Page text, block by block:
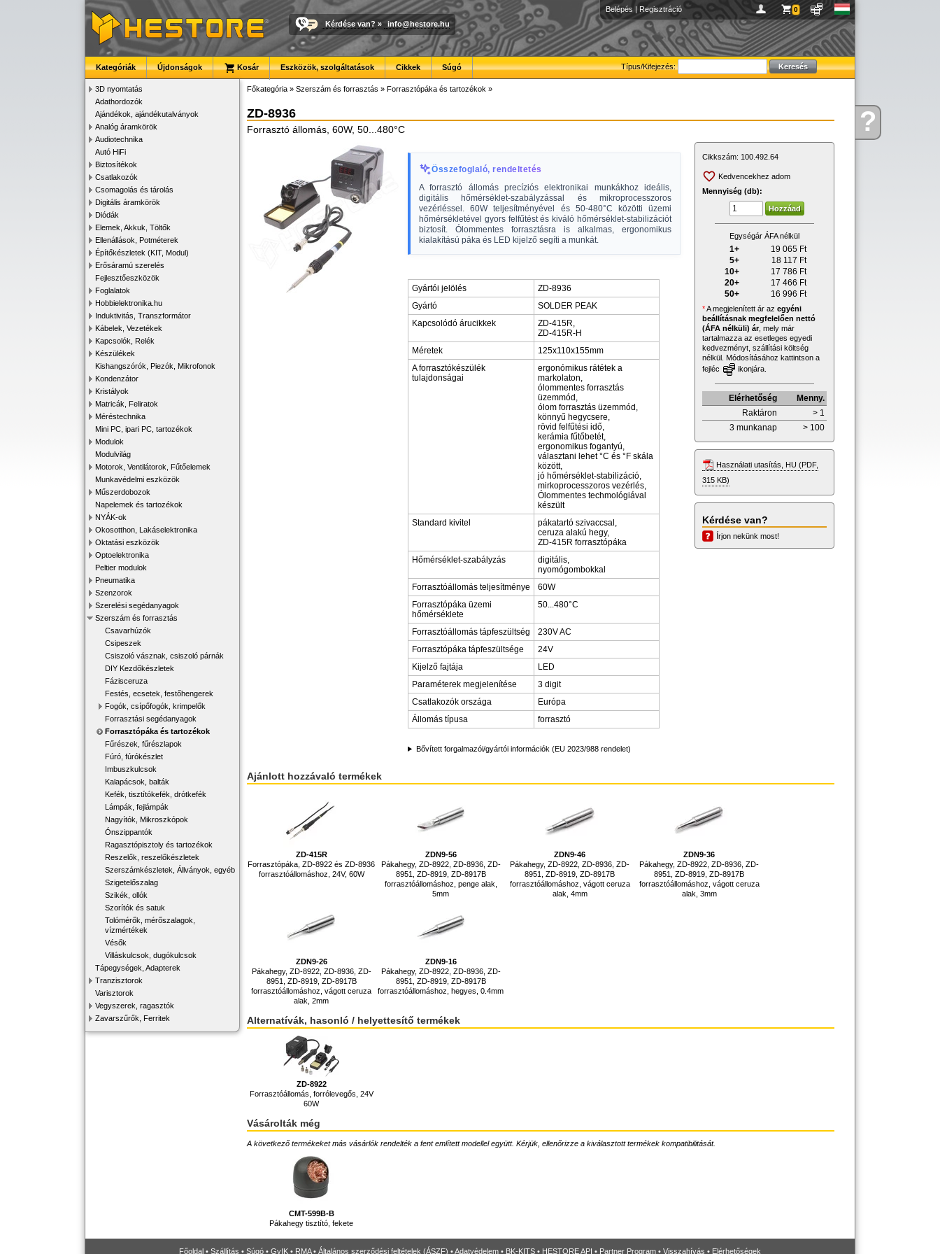
Kérdése?
Belépés | Regisztráció 0
Kérdése van? » info@hestore.hu
Típus/Kifejezés:
Kategóriák Újdonságok Kosár Eszközök, szolgáltatások Cikkek Súgó
3D nyomtatás
Adathordozók
Ajándékok, ajándékutalványok
Analóg áramkörök
Audiotechnika
Autó HiFi
Biztosítékok
Csatlakozók
Csomagolás és tárolás
Digitális áramkörök
Diódák
Elemek, Akkuk, Töltők
Ellenállások, Potméterek
Építőkészletek (KIT, Modul)
Erősáramú szerelés
Fejlesztőeszközök
Foglalatok
Hobbielektronika.hu
Induktivitás, Transzformátor
Kábelek, Vezetékek
Kapcsolók, Relék
Készülékek
Kishangszórók, Piezók, Mikrofonok
Kondenzátor
Kristályok
Matricák, Feliratok
Méréstechnika
Mini PC, ipari PC, tartozékok
Modulok
Modulvilág
Motorok, Ventilátorok, Fűtőelemek
Munkavédelmi eszközök
Műszerdobozok
Napelemek és tartozékok
NYÁK-ok
Okosotthon, Lakáselektronika
Oktatási eszközök
Optoelektronika
Peltier modulok
Pneumatika
Szenzorok
Szerelési segédanyagok
Szerszám és forrasztás
Csavarhúzók
Csipeszek
Csiszoló vásznak, csiszoló párnák
DIY Kezdőkészletek
Fázisceruza
Festés, ecsetek, festőhengerek
Fogók, csípőfogók, krimpelők
Forrasztási segédanyagok
Forrasztópáka és tartozékok
Fűrészek, fűrészlapok
Fúró, fúrókészlet
Imbuszkulcsok
Kalapácsok, balták
Kefék, tisztítókefék, drótkefék
Lámpák, fejlámpák
Nagyítók, Mikroszkópok
Ónszippantók
Ragasztópisztoly és tartozékok
Reszelők, reszelőkészletek
Szerszámkészletek, Állványok, egyéb
Szigetelőszalag
Szikék, ollók
Szorítók és satuk
Tolómérők, mérőszalagok,
vízmértékek
Vésők
Villáskulcsok, dugókulcsok
Tápegységek, Adapterek
Tranzisztorok
Varisztorok
Vegyszerek, ragasztók
Zavarszűrők, Ferritek
Főkategória » Szerszám és forrasztás » Forrasztópáka és tartozékok »
ZD-8936
Forrasztó állomás, 60W, 50...480°C
Összefoglaló, rendeltetés
A forrasztó állomás precíziós elektronikai munkákhoz ideális,
digitális hőmérséklet-szabályzással és mikroprocesszoros
vezérléssel. 60W teljesítményével és 50-480°C közötti üzemi
hőmérsékletével gyors felfűtést és kiváló hőmérséklet-stabilizációt
biztosít. Ólommentes forrasztásra is alkalmas, ergonomikus
kialakítású páka és LED kijelző segíti a munkát.
Gyártói jelölés
ZD-8936
Gyártó
SOLDER PEAK
Kapcsolódó árucikkek
ZD-415R,
ZD-415R-H
Méretek
125x110x155mm
A forrasztókészülék
tulajdonságai
ergonómikus rátétek a
markolaton,
ólommentes forrasztás
üzemmód,
ólom forrasztás üzemmód,
könnyű hegycsere,
rövid felfűtési idő,
kerámia fűtőbetét,
ergonomikus fogantyú,
választani lehet °C és °F skála
között,
jó hőmérséklet-stabilizáció,
mirkoprocesszoros vezérlés,
Ólommentes techmológiával
készült
Standard kivitel
pákatartó szivaccsal,
ceruza alakú hegy,
ZD-415R forrasztópáka
Hőmérséklet-szabályzás
digitális,
nyomógombokkal
Forrasztóállomás teljesítménye
60W
Forrasztópáka üzemi
hőmérséklete
50...480°C
Forrasztóállomás tápfeszültség
230V AC
Forrasztópáka tápfeszültsége
24V
Kijelző fajtája
LED
Paraméterek megjelenítése
3 digit
Csatlakozók országa
Európa
Állomás típusa
forrasztó
Bővített forgalmazói/gyártói információk (EU 2023/988 rendelet)
Cikkszám: 100.492.64
Kedvencekhez adom
Mennyiség (db):
Egységár ÁFA nélkül
1+ 19 065 Ft
5+
18 117 Ft
10+
17 786 Ft
20+
17 466 Ft
50+
16 996 Ft
*A megjelenített ár az egyéni
beállításnak megfelelően nettó
(ÁFA nélküli) ár, mely már
tartalmazza az esetleges egyedi
kedvezményt, szállítási költség
nélkül. Módosításához kattintson a
fejléc
ikonjára.
Elérhetőség
Menny.
Raktáron
> 1
3 munkanap
> 100
Használati utasítás, HU (PDF,
315 KB)
Kérdése van?
Írjon nekünk most!
Ajánlott hozzávaló termékek
ZD-415R
Forrasztópáka, ZD-8922 és ZD-8936
forrasztóállomáshoz, 24V, 60W
ZDN9-56
Pákahegy, ZD-8922, ZD-8936, ZD-
8951, ZD-8919, ZD-8917B
forrasztóállomáshoz, penge alak,
5mm
ZDN9-46
Pákahegy, ZD-8922, ZD-8936, ZD-
8951, ZD-8919, ZD-8917B
forrasztóállomáshoz, vágott ceruza
alak, 4mm
ZDN9-36
Pákahegy, ZD-8922, ZD-8936, ZD-
8951, ZD-8919, ZD-8917B
forrasztóállomáshoz, vágott ceruza
alak, 3mm
ZDN9-26
Pákahegy, ZD-8922, ZD-8936, ZD-
8951, ZD-8919, ZD-8917B
forrasztóállomáshoz, vágott ceruza
alak, 2mm
ZDN9-16
Pákahegy, ZD-8922, ZD-8936, ZD-
8951, ZD-8919, ZD-8917B
forrasztóállomáshoz, hegyes, 0.4mm
Alternatívák, hasonló / helyettesítő termékek
ZD-8922
Forrasztóállomás, forrólevegős, 24V
60W
Vásárolták még
A következő termékeket más vásárlók rendelték a fent említett modellel együtt. Kérjük, ellenőrizze a kiválasztott termékek kompatibilitását.
CMT-599B-B
Pákahegy tisztító, fekete
Főoldal • Szállítás • Súgó • GyIK • RMA• Általános szerződési feltételek (ÁSZF) •Adatvédelem • BK-KITS • HESTORE API • Partner Program • Visszahívás • Elérhetőségek